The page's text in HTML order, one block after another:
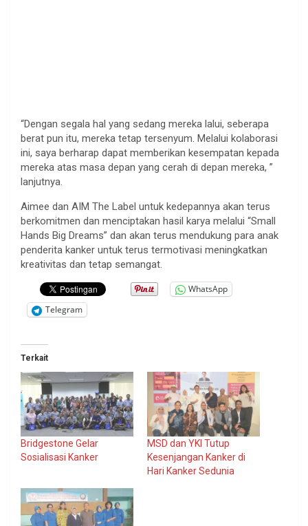
“Dengan segala hal yang sedang mereka lalui, seberapa
berat pun itu, mereka tetap tersenyum. Melalui kolaborasi
ini, saya berharap dapat memberikan kesempatan kepada
mereka atas masa depan yang cerah di depan mereka, ”
lanjutnya.
Aimee dan AIM The Label untuk kedepannya akan terus
berkomitmen dan menciptakan hasil karya melalui “Small
Hands Big Dreams” dan akan terus mendukung para anak
penderita kanker untuk terus termotivasi meningkatkan
kreativitas dan tetap semangat.
WhatsApp
Telegram
Terkait
Bridgestone Gelar
Sosialisasi Kanker
MSD dan YKI Tutup
Kesenjangan Kanker di
Hari Kanker Sedunia